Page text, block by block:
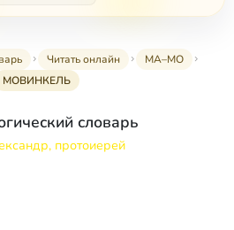
Читать онлайн
МА–МО
МОВИНКЕЛЬ
словарь
протоиерей